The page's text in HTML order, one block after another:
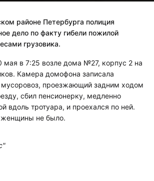
районе Петербурга полиция
дело по факту гибели пожилой
грузовика.
мая в 7:25 возле дома №27, корпус 2 на
Камера домофона записала
проезжающий задним ходом
сбил пенсионерку, медленно
вдоль тротуара, и проехался по ней.
не было.